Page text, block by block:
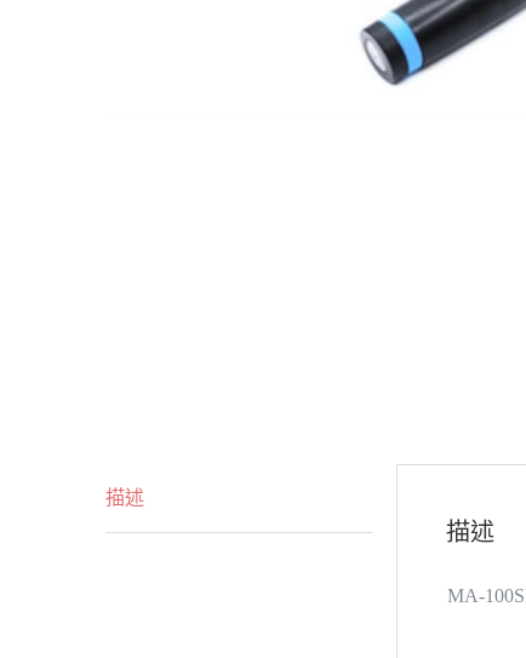
描述
描述
MA-